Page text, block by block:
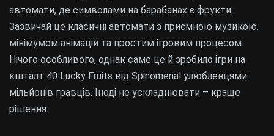
автомати, де символами на барабанах є фрукти.
Зазвичай це класичні автомати з приємною музикою,
мінімумом анімацій та простим ігровим процесом.
Нічого особливого, однак саме це й зробило ігри на
кшталт 40 Lucky Fruits від Spinomenal улюбленцями
мільйонів гравців. Іноді не ускладнювати – краще
рішення.